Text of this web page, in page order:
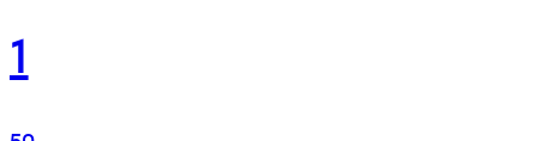
1